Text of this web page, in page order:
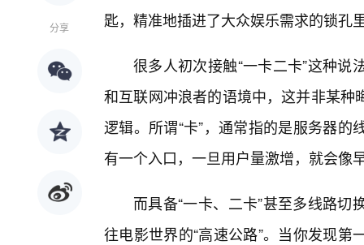
分享
匙，精准地插进了大众娱乐需求的锁孔
很多人初次接触“一卡二卡”这种
和互联网冲浪者的语境中，这并非某
逻辑。所谓“卡”，通常指的是服务器
有一个入口，一旦用户量激增，就会像
而具备“一卡、二卡”甚至多线路
往电影世界的“高速公路”。当你发现